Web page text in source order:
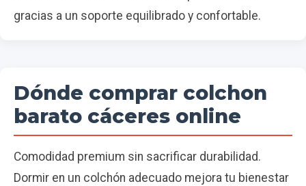
gracias a un soporte equilibrado y confortable.
Dónde comprar colchon
barato cáceres online
Comodidad premium sin sacrificar durabilidad.
Dormir en un colchón adecuado mejora tu bienestar